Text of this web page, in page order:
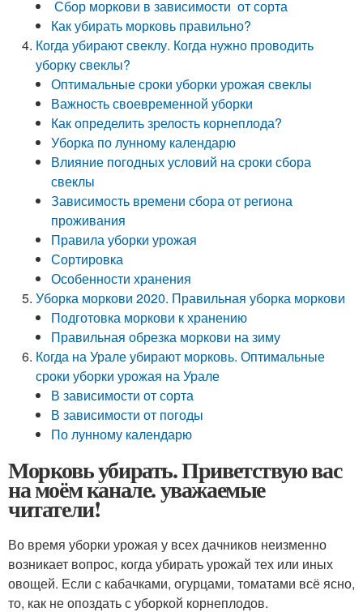
Сбор моркови в зависимости от сорта
Как убирать морковь правильно?
Когда убирают свеклу. Когда нужно проводить
уборку свеклы?
Оптимальные сроки уборки урожая свеклы
Важность своевременной уборки
Как определить зрелость корнеплода?
Уборка по лунному календарю
Влияние погодных условий на сроки сбора
свеклы
Зависимость времени сбора от региона
проживания
Правила уборки урожая
Сортировка
Особенности хранения
Уборка моркови 2020. Правильная уборка моркови
Подготовка моркови к хранению
Правильная обрезка моркови на зиму
Когда на Урале убирают морковь. Оптимальные
сроки уборки урожая на Урале
В зависимости от сорта
В зависимости от погоды
По лунному календарю
Морковь убирать. Приветствую вас
на моём канале. уважаемые
читатели!
Во время уборки урожая у всех дачников неизменно
возникает вопрос, когда убирать урожай тех или иных
овощей. Если с кабачками, огурцами, томатами всё ясно,
то, как не опоздать с уборкой корнеплодов.